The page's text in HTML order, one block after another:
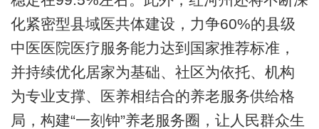
化紧密型县域医共体建设，力争60%的县级
中医医院医疗服务能力达到国家推荐标准，
并持续优化居家为基础、社区为依托、机构
为专业支撑、医养相结合的养老服务供给格
局，构建“一刻钟”养老服务圈，让人民群众生